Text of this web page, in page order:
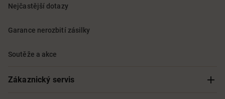
Nejčastější dotazy
Garance nerozbití zásilky
Soutěže a akce
Zákaznický servis